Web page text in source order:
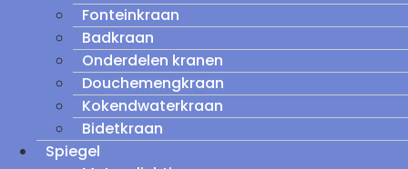
Fonteinkraan
Badkraan
Onderdelen kranen
Douchemengkraan
Kokendwaterkraan
Bidetkraan
Spiegel